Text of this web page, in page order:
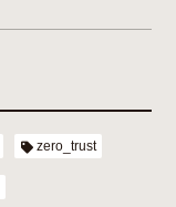
zero_trust